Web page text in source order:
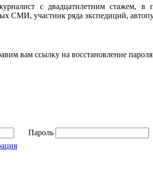
с двадцатилетним стажем,
СМИ, участник ряда экспедиций,
вам ссылку на восстановление
Пароль